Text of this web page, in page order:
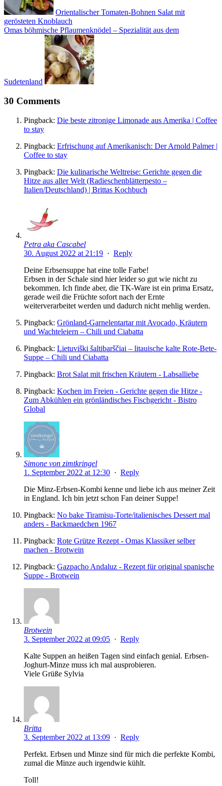
Orientalischer Tomaten-Bohnen Salat mit
gerösteten Knoblauch
Omas böhmische Pflaumenknödel – Spezialität aus dem
Sudetenland
30 Comments
Pingback: Die beste zitronige Limonade aus Amerika | Coffee
to stay
Pingback: Erfrischung auf Amerikanisch: Der Arnold Palmer |
Coffee to stay
Pingback: Die kulinarische Weltreise: Gerichte gegen die
Hitze aus aller Welt (Radieschenblätterpesto –
Italien/Deutschland) | Brittas Kochbuch
Petra aka Cascabel
30. August 2022 at 21:19 · Reply
Deine Erbsensuppe hat eine tolle Farbe!
Erbsen in der Schale sind hier leider so gut wie nicht zu
bekommen. Ich finde aber, die TK-Ware ist ein prima Ersatz,
gerade weil die Früchte sofort nach der Ernte
weiterverarbeitet werden und dadurch nicht mehlig werden.
Pingback: Grönland-Garnelentartar mit Avocado, Kräutern
und Wachteleiern – Chili und Ciabatta
Pingback: Lietuviški šaltibarščiai – litauische kalte Rote-Bete-
Suppe – Chili und Ciabatta
Pingback: Brot Salat mit frischen Kräutern - Labsalliebe
Pingback: Kochen im Freien - Gerichte gegen die Hitze -
Zum Abkühlen ein grönländisches Fischgericht - Bistro
Global
Simone von zimtkringel
1. September 2022 at 12:30 · Reply
Die Minz-Erbsen-Kombi kenne und liebe ich aus meiner Zeit
in England. Ich bin jetzt schon Fan deiner Suppe!
Pingback: No bake Tiramisu-Torte/italienisches Dessert mal
anders - Backmaedchen 1967
Pingback: Rote Grütze Rezept - Omas Klassiker selber
machen - Brotwein
Pingback: Gazpacho Andaluz - Rezept für original spanische
Suppe - Brotwein
Brotwein
3. September 2022 at 09:05 · Reply
Kalte Suppen an heißen Tagen sind einfach genial. Erbsen-
Joghurt-Minze muss ich mal ausprobieren.
Viele Grüße Sylvia
Britta
3. September 2022 at 13:09 · Reply
Perfekt. Erbsen und Minze sind für mich die perfekte Kombi,
zumal die Minze auch irgendwie kühlt.
Toll!